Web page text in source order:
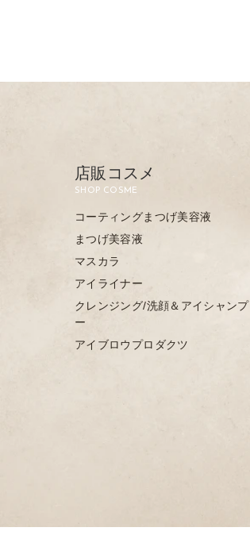
店販コスメ
SHOP COSME
コーティングまつげ美容液
まつげ美容液
マスカラ
アイライナー
クレンジング/洗顔＆アイシャンプ
ー
アイブロウプロダクツ